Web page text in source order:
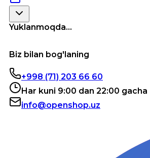
Yuklanmoqda...
Biz bilan bog'laning
+998 (71) 203 66 60
Har kuni 9:00 dan 22:00 gacha
info@openshop.uz